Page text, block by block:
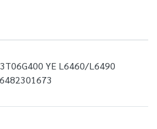
YE L6460/L6490